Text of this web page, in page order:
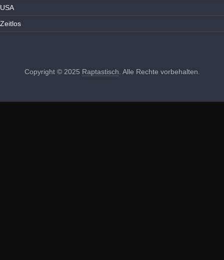
USA
Zeitlos
Copyright © 2025 Raptastisch . Alle Rechte vorbehalten.